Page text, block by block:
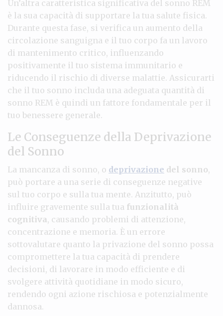
Un’altra caratteristica significativa del sonno REM
è la sua capacità di supportare la tua salute fisica.
Durante questa fase, si verifica un aumento della
circolazione sanguigna e il tuo corpo fa un lavoro
di mantenimento critico, influenzando
positivamente il tuo sistema immunitario e
riducendo il rischio di diverse malattie. Assicurarti
che il tuo sonno includa una adeguata quantità di
sonno REM è quindi un fattore fondamentale per il
tuo benessere generale.
Le Conseguenze della Deprivazione
del Sonno
La mancanza di sonno, o deprivazione del sonno,
può portare a una serie di conseguenze negative
sul tuo corpo e sulla tua mente. Anzitutto, può
influire gravemente sulla tua funzionalità
cognitiva, causando problemi di attenzione,
concentrazione e memoria. È un errore
sottovalutare quanto la privazione del sonno possa
compromettere la tua capacità di prendere
decisioni, di lavorare in modo efficiente e di
svolgere attività quotidiane in modo sicuro,
rendendo ogni azione rischiosa e potenzialmente
dannosa.